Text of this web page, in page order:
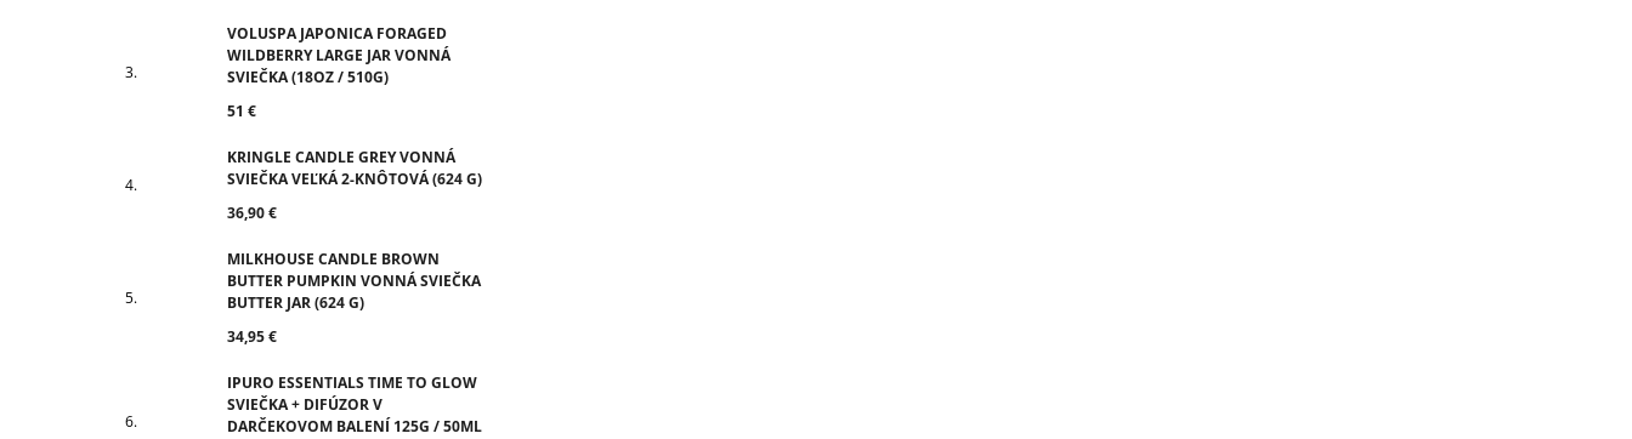
VOLUSPA JAPONICA FORAGED
WILDBERRY LARGE JAR VONNÁ
SVIEČKA (18OZ / 510G)
51 €
KRINGLE CANDLE GREY VONNÁ
SVIEČKA VEĽKÁ 2-KNÔTOVÁ (624 G)
36,90 €
MILKHOUSE CANDLE BROWN
BUTTER PUMPKIN VONNÁ SVIEČKA
BUTTER JAR (624 G)
34,95 €
IPURO ESSENTIALS TIME TO GLOW
SVIEČKA + DIFÚZOR V
DARČEKOVOM BALENÍ 125G / 50ML